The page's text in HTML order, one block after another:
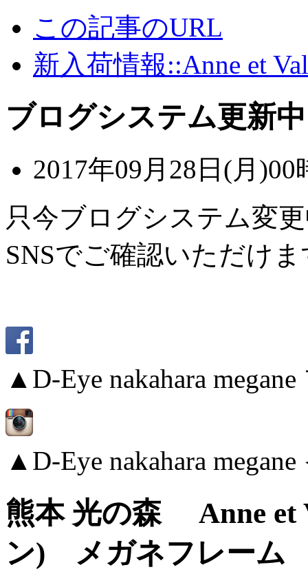
この記事のURL
新入荷情報::Anne et
ブログシステム更新中
2017年09月28日(月)00
只今ブログシステム変
SNSでご確認いただけ
▲D-Eye nakahara
▲D-Eye nakahara
熊本 光の森 Anne et
ン) メガネフレーム